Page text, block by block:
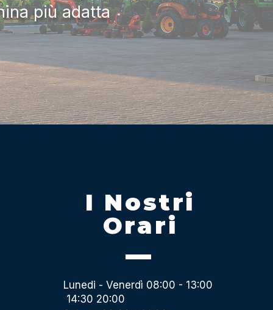
più adatta
I Nostri
Orari
Lunedi - Venerdì 08:00 - 13:00
14:30 20:00